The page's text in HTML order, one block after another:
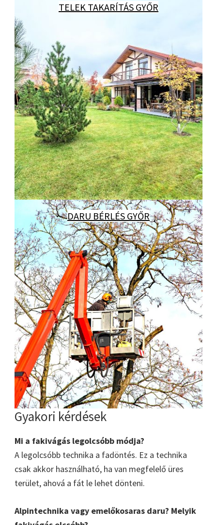
TELEK TAKARÍTÁS GYŐR
DARU BÉRLÉS GYŐR
Gyakori kérdések
Mi a fakivágás legolcsóbb módja?
A legolcsóbb technika a fadöntés. Ez a technika
csak akkor használható, ha van megfelelő üres
terület, ahová a fát le lehet dönteni.
Alpintechnika vagy emelőkosaras daru? Melyik